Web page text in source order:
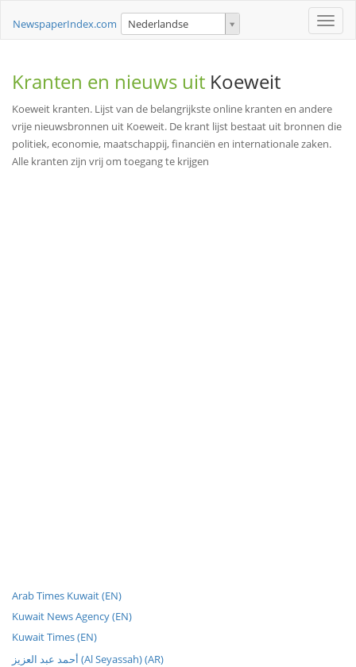
Toggle
NewspaperIndex.com Nederlandse
Kranten en nieuws uit Koeweit
Koeweit kranten. Lijst van de belangrijkste online kranten en andere
vrije nieuwsbronnen uit Koeweit. De krant lijst bestaat uit bronnen die
politiek, economie, maatschappij, financiën en internationale zaken.
Alle kranten zijn vrij om toegang te krijgen
Arab Times Kuwait (EN)
Kuwait News Agency (EN)
Kuwait Times (EN)
أحمد عبد العزيز (Al Seyassah) (AR)